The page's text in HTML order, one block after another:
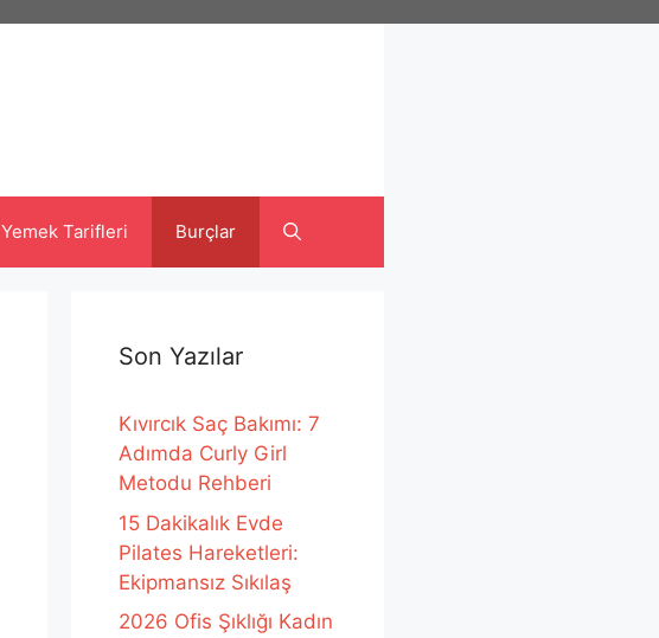
Yemek Tarifleri Burçlar
Son Yazılar
Kıvırcık Saç Bakımı: 7
Adımda Curly Girl
Metodu Rehberi
15 Dakikalık Evde
Pilates Hareketleri:
Ekipmansız Sıkılaş
2026 Ofis Şıklığı Kadın